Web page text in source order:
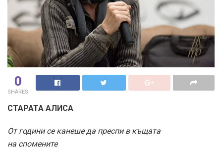
0
SHARES
СТАРАТА АЛИСА
От години се канеше да преспи в къщата
на спомените